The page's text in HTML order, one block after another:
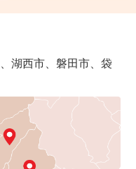
湖西市、磐田市、袋